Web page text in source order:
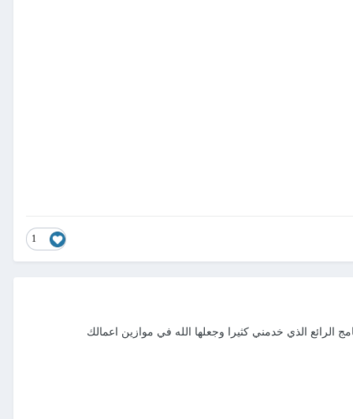
1
الرائع الذي خدمني كثيرا وجعلها الله في موازين اعمالك